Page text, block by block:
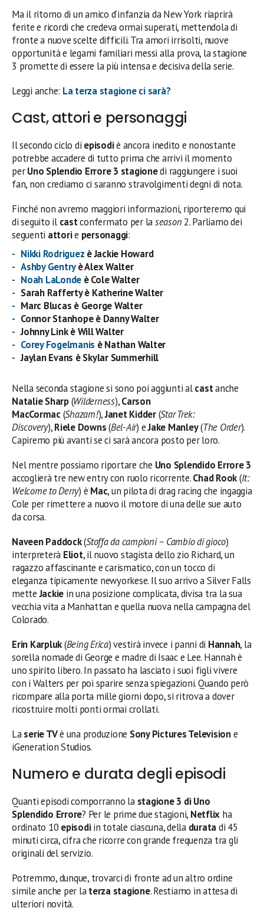
Ma il ritorno di un amico d’infanzia da New York riaprirà
ferite e ricordi che credeva ormai superati, mettendola di
fronte a nuove scelte difficili. Tra amori irrisolti, nuove
opportunità e legami familiari messi alla prova, la stagione
3 promette di essere la più intensa e decisiva della serie.
Leggi anche: La terza stagione ci sarà?
Cast, attori e personaggi
Il secondo ciclo di episodiè ancora inedito e nonostante
potrebbe accadere di tutto prima che arrivi il momento
perUno Splendio Errore 3 stagionedi raggiungere i suoi
fan, non crediamo ci saranno stravolgimenti degni di nota.
Finché non avremo maggiori informazioni, riporteremo qui
di seguito il castconfermato per laseason2. Parliamo dei
seguenti attorie personaggi:
Nikki Rodriguez è Jackie Howard
Ashby Gentryè Alex Walter
Noah LaLonde è Cole Walter
Sarah Rafferty è Katherine Walter
Marc Blucas è George Walter
Connor Stanhope è Danny Walter
Johnny Link è Will Walter
Corey Fogelmanis è Nathan Walter
Jaylan Evans è Skylar Summerhill
Nella seconda stagione si sono poi aggiunti alcastanche
Natalie Sharp(Wilderness),Carson
MacCormac (Shazam!),Janet Kidder(Star Trek:
Discovery),Riele Downs(Bel-Air) eJake Manley(The Order).
Capiremo più avanti se ci sarà ancora posto per loro.
Nel mentre possiamo riportare che Uno Splendido Errore 3
accoglierà tre new entry con ruolo ricorrente.Chad Rook(It:
Welcome to Derry) è Mac, un pilota di drag racing che ingaggia
Cole per rimettere a nuovo il motore di una delle sue auto
da corsa.
Naveen Paddock(Stoffa da campioni – Cambio di gioco)
interpreterà Eliot, il nuovo stagista dello zio Richard, un
ragazzo affascinante e carismatico, con un tocco di
eleganza tipicamente newyorkese. Il suo arrivo a Silver Falls
metteJackie in una posizione complicata, divisa tra la sua
vecchia vita a Manhattan e quella nuova nella campagna del
Colorado.
Erin Karpluk(Being Erica) vestirà invece i panni di Hannah, la
sorella nomade di George e madre di Isaac e Lee. Hannah è
uno spirito libero. In passato ha lasciato i suoi figli vivere
con i Walters per poi sparire senza spiegazioni. Quando però
ricompare alla porta mille giorni dopo, si ritrova a dover
ricostruire molti ponti ormai crollati.
Laserie TVè una produzione Sony Pictures Televisione
iGeneration Studios.
Numero e durata degli episodi
Quanti episodi comporranno la stagione 3 di Uno
Splendido Errore? Per le prime due stagioni, Netflix ha
ordinato 10 episodiin totale ciascuna, della duratadi 45
minuti circa, cifra che ricorre con grande frequenza tra gli
originali del servizio.
Potremmo, dunque, trovarci di fronte ad un altro ordine
simile anche per laterza stagione. Restiamo in attesa di
ulteriori novità.